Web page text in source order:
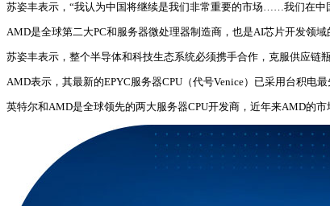
苏姿丰表示，“我认为中国将继续是我们非常重要的市场……我们在中
AMD是全球第二大PC和服务器微处理器制造商，也是AI芯片开发领域
苏姿丰表示，整个半导体和科技生态系统必须携手合作，克服供应链
AMD表示，其最新的EPYC服务器CPU（代号Venice）已采用台积电
英特尔和AMD是全球领先的两大服务器CPU开发商，近年来AMD的